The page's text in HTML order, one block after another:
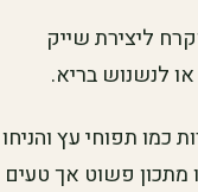
ליצירת שייק
או לנשנוש בריא.
כמו תפוחי עץ והניחו
מתכון פשוט אך טעים